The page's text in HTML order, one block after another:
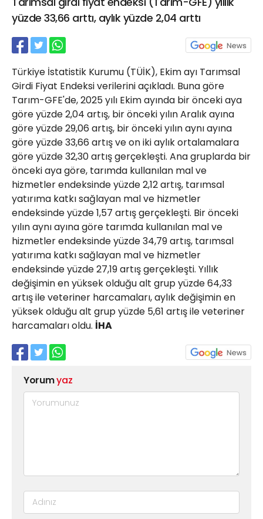
yüzde 33,66 arttı, aylık yüzde 2,04 arttı
Türkiye İstatistik Kurumu (TÜİK), Ekim ayı Tarımsal
Girdi Fiyat Endeksi verilerini açıkladı. Buna göre
Tarım-GFE'de, 2025 yılı Ekim ayında bir önceki aya
göre yüzde 2,04 artış, bir önceki yılın Aralık ayına
göre yüzde 29,06 artış, bir önceki yılın aynı ayına
göre yüzde 33,66 artış ve on iki aylık ortalamalara
göre yüzde 32,30 artış gerçekleşti. Ana gruplarda bir
önceki aya göre, tarımda kullanılan mal ve
hizmetler endeksinde yüzde 2,12 artış, tarımsal
yatırıma katkı sağlayan mal ve hizmetler
endeksinde yüzde 1,57 artış gerçekleşti. Bir önceki
yılın aynı ayına göre tarımda kullanılan mal ve
hizmetler endeksinde yüzde 34,79 artış, tarımsal
yatırıma katkı sağlayan mal ve hizmetler
endeksinde yüzde 27,19 artış gerçekleşti. Yıllık
değişimin en yüksek olduğu alt grup yüzde 64,33
artış ile veteriner harcamaları, aylık değişimin en
yüksek olduğu alt grup yüzde 5,61 artış ile veteriner
harcamaları oldu. İHA
Yorumyaz
21 Gölcük
02624132333
haber@golcukpostasi.com